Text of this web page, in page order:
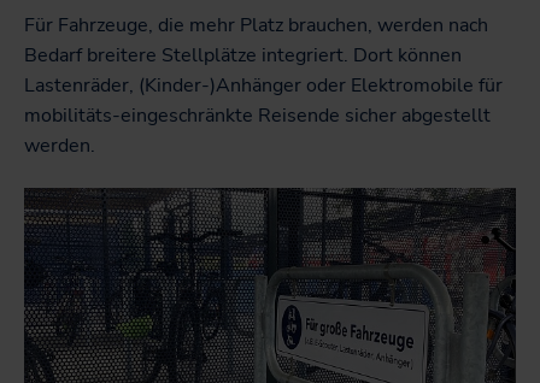
Für Fahrzeuge, die mehr Platz brauchen, werden nach
Bedarf breitere Stellplätze integriert. Dort können
Lastenräder, (Kinder-)Anhänger oder Elektromobile für
mobilitäts-eingeschränkte Reisende sicher abgestellt
werden.